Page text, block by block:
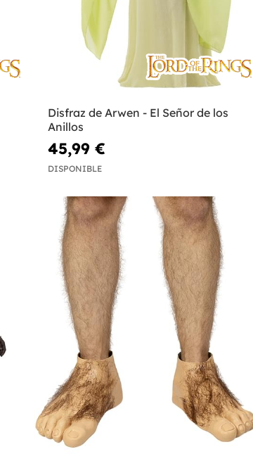
Disfraz de Arwen - El Señor de los
Anillos
45,99 €
DISPONIBLE